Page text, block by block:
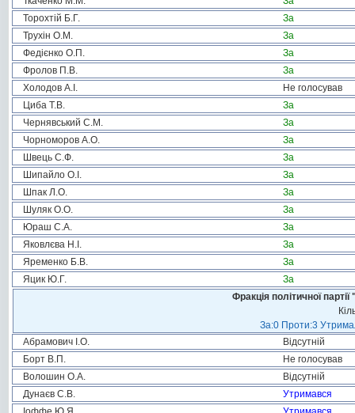
Торохтій Б.Г.
За
Трухін О.М.
За
Федієнко О.П.
За
Фролов П.В.
За
Холодов А.І.
Не голосував
Циба Т.В.
За
Чернявський С.М.
За
Чорноморов А.О.
За
Швець С.Ф.
За
Шипайло О.І.
За
Шпак Л.О.
За
Шуляк О.О.
За
Юраш С.А.
За
Яковлєва Н.І.
За
Яременко Б.В.
За
Яцик Ю.Г.
За
Фракція політичної
За:0 Проти:3
Абрамович І.О.
Відсутній
Борт В.П.
Не голосував
Волошин О.А.
Відсутній
Дунаєв С.В.
Утримався